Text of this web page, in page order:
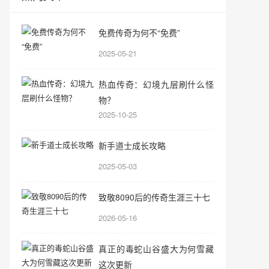
免费传奇为何不“免费”
2025-05-21
热血传奇：幻境九层刷什么怪
物？
2025-10-25
新手道士成长攻略
2025-05-03
致敬8090后的传奇生涯三十七
2026-05-16
真正的毒蛇山谷盛大为何雪藏
这次更新